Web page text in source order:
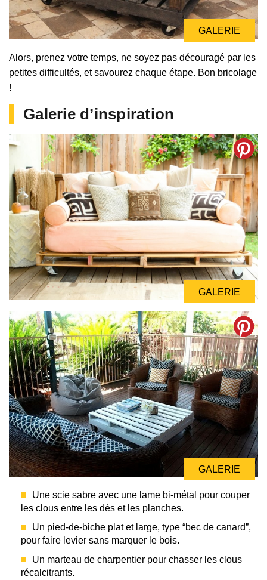
GALERIE
GALERIE
Alors, prenez votre temps, ne soyez pas découragé par les
petites difficultés, et savourez chaque étape. Bon bricolage
!
Galerie d’inspiration
GALERIE
GALERIE
GALERIE
GALERIE
Une scie sabre avec une lame bi-métal pour couper
les clous entre les dés et les planches.
Un pied-de-biche plat et large, type “bec de canard”,
pour faire levier sans marquer le bois.
Un marteau de charpentier pour chasser les clous
récalcitrants.